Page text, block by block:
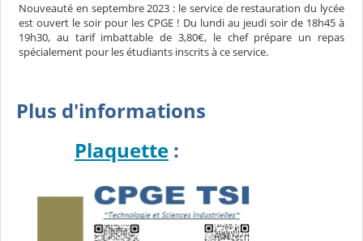
Nouveauté en septembre 2023 : le service de restauration du lycée
est ouvert le soir pour les CPGE ! Du lundi au jeudi soir de 18h45 à
19h30, au tarif imbattable de 3,80€, le chef prépare un repas
spécialement pour les étudiants inscrits à ce service.
Plus d'informations
Plaquette :